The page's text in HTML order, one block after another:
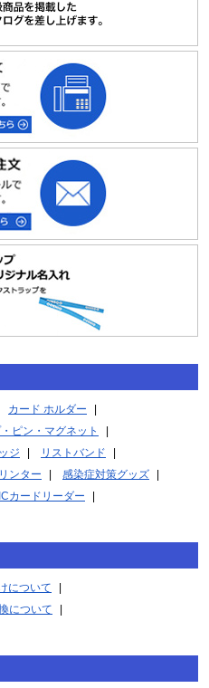
カード ホルダー
ピン・マグネット
ジ
リストバンド
ンター
感染症対策グッズ
ICカードリーダー
について
について